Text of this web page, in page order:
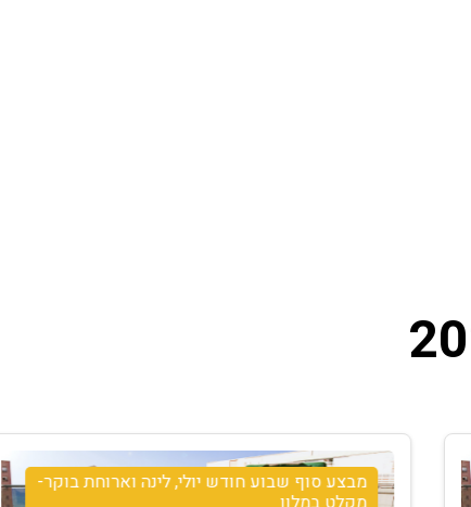
מבצע שישי יולי חצי פנסיון- א.ערב שישי+